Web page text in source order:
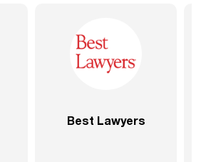
2020 – Abrangente –